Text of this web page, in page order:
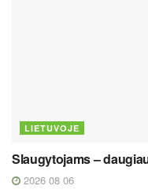
LIETUVOJE
Slaugytojams –
2026 08 06